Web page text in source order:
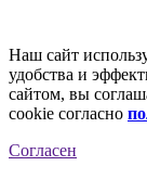
Наш сайт
удобства и
сайтом, вы
cookie согласно
Согласен